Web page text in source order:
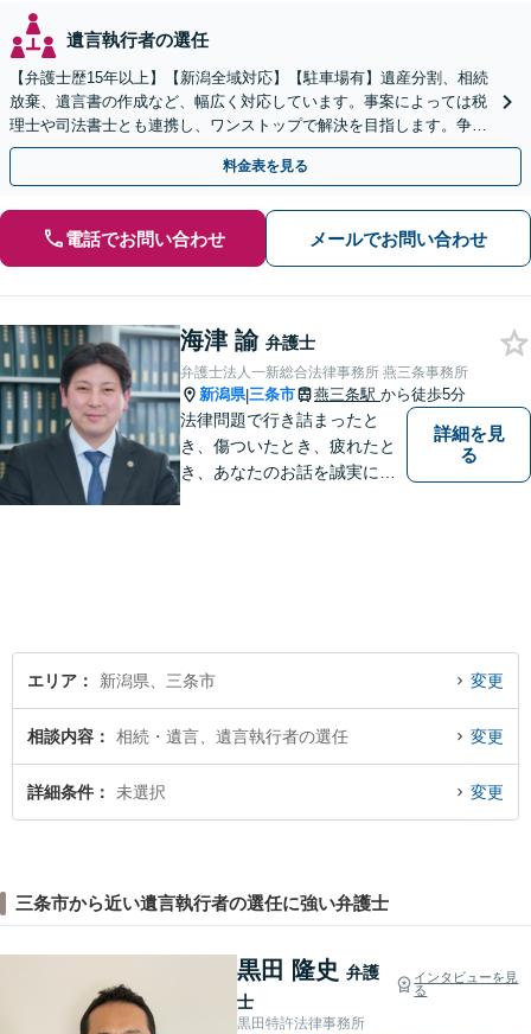
遺言執行者の選任
【弁護士歴15年以上】【新潟全域対応】【駐車場有】遺産分割、相続
放棄、遺言書の作成など、幅広く対応しています。事案によっては税
理士や司法書士とも連携し、ワンストップで解決を目指します。争い
を防ぐためにもぜひご相談ください。【分割払い可】
料金表を見る
電話でお問い合わせ メールでお問い合わせ
海津 諭 弁護士
弁護士法人一新総合法律事務所 燕三条事務所
新潟県|三条市 燕三条駅 から徒歩5分
法律問題で行き詰まったと
き、傷ついたとき、疲れたと
き、あなたのお話を誠実にお
詳細を見
る
エリア 新潟県、三条市 変更
相談内容 相続・遺言、遺言執行者の選任 変更
詳細条件 未選択 変更
三条市から近い遺言執行者の選任に強い弁護士
黒田 隆史 弁護
士
インタビューを見
る
黒田特許法律事務所